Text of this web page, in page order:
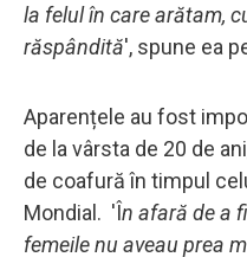
la felul în care arătam,
răspândită', spune ea
Aparențele au fost
de la vârsta de 20 de
de coafură în timpul
Mondial. 'În afară de a
femeile nu aveau prea